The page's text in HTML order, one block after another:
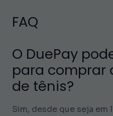
FAQ
O DuePay
para comprar
de tênis?
Sim, desde que seja em